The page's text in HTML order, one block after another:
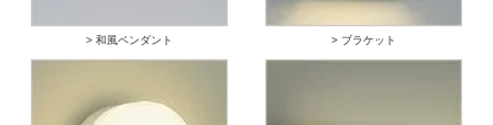
> 和風ペンダント > ブラケット